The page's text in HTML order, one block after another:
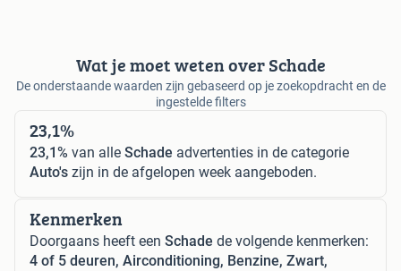
Wat je moet weten over Schade
De onderstaande waarden zijn gebaseerd op je zoekopdracht en de
ingestelde filters
23,1%
23,1% van alle Schade advertenties in de categorie
Auto's zijn in de afgelopen week aangeboden.
Kenmerken
Doorgaans heeft een Schade de volgende kenmerken:
4 of 5 deuren, Airconditioning, Benzine, Zwart,